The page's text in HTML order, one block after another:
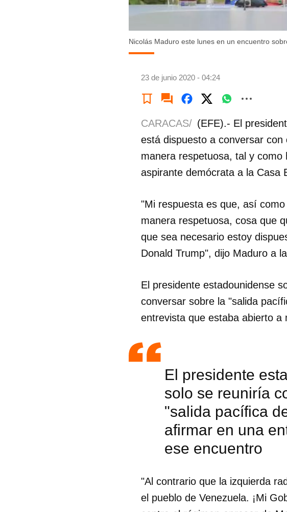
Nicolás Maduro este lunes en un encuentro
23 de junio 2020 - 04:24
CARACAS/ (EFE).- El
está dispuesto a conversar
manera respetuosa, tal y
aspirante demócrata a la Casa
"Mi respuesta es que, así
manera respetuosa, cosa que
que sea necesario estoy
Donald Trump", dijo Maduro a
El presidente estadounidense
conversar sobre la "salida
entrevista que estaba abierto a
El presidente
solo se reuniría
"salida pacífica
afirmar en una
ese encuentro
"Al contrario que la izquierda
el pueblo de Venezuela. ¡Mi